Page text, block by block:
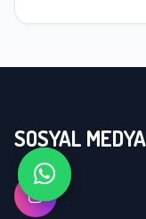
SOSYAL MEDYA